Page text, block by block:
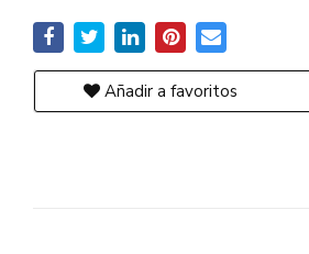
Añadir a favoritos